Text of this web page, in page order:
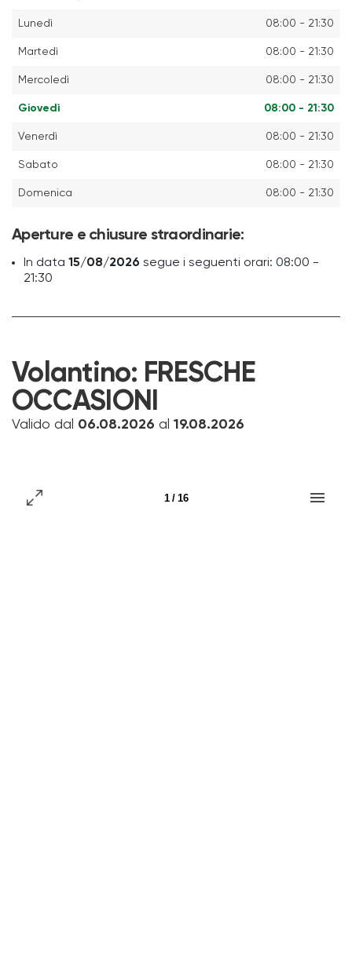
Lunedì 08:00 - 21:30
Martedì 08:00 - 21:30
Mercoledì 08:00 - 21:30
Giovedì 08:00 - 21:30
Venerdì 08:00 - 21:30
Sabato 08:00 - 21:30
Domenica 08:00 - 21:30
Aperture e chiusure straordinarie:
In data 15/08/2026 segue i seguenti orari: 08:00 -
21:30
Volantino: FRESCHE
OCCASIONI
Valido dal 06.08.2026 al 19.08.2026